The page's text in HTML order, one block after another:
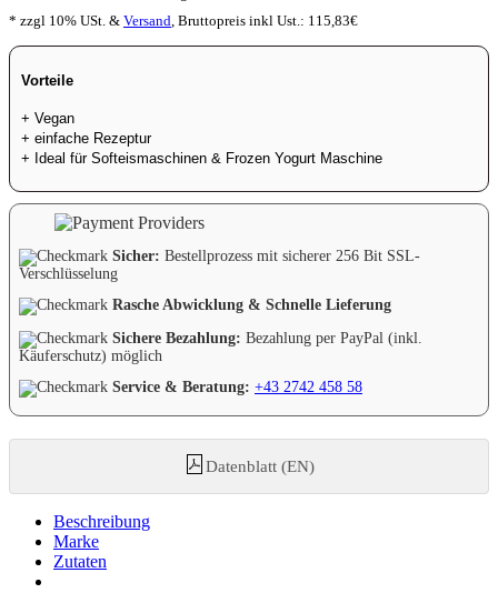
* zzgl 10% USt. & Versand Bruttopreis inkl Ust.: 115,83€
Vorteile
+ Vegan
+ einfache Rezeptur
+ Ideal für Softeismaschinen & Frozen Yogurt Maschine
Sicher: Bestellprozess mit sicherer 256 Bit SSL-
Verschlüsselung
Rasche Abwicklung & Schnelle Lieferung
Sichere Bezahlung: Bezahlung per PayPal (inkl.
Käuferschutz) möglich
Service & Beratung: +43 2742 458 58
Datenblatt (EN)
Beschreibung
Marke
Zutaten